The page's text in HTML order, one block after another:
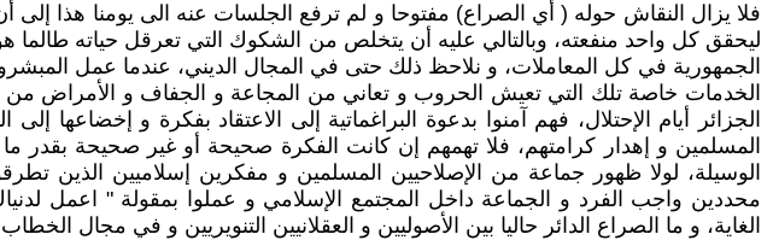
فلا يزال النقاش حوله ( أي الصراع) مفتوحا و لم ترفع الجلسات عنه الى يومنا هذا
ليحقق كل واحد منفعته، وبالتالي عليه أن يتخلص من الشكوك التي تعرقل حياته
الجمهورية في كل المعاملات، و نلاحظ ذلك حتى في المجال الديني، عندما عمل
الخدمات خاصة تلك التي تعيش الحروب و تعاني من المجاعة و الجفاف و الأمراض من
الجزائر أيام الإحتلال، فهم آمنوا بدعوة البراغماتية إلى الاعتقاد بفكرة و
المسلمين و إهدار كرامتهم، فلا تهمهم إن كانت الفكرة صحيحة أو غير صحيحة بقدر ما
الوسيلة، لولا ظهور جماعة من الإصلاحيين المسلمين و مفكرين إسلاميين الذين
محددين واجب الفرد و الجماعة داخل المجتمع الإسلامي و عملوا بمقولة " اعمل
الغاية، و ما الصراع الدائر حاليا بين الأصوليين و العقلانيين التنويريين و في